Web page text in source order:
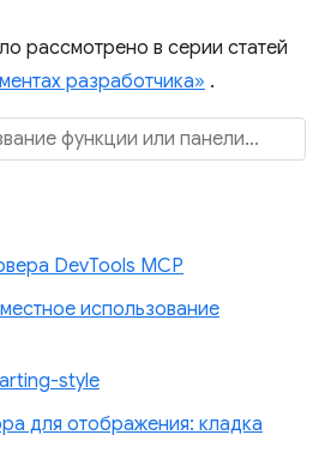
рассмотрено в серии статей
разработчика» .
DevTools MCP
использование
style
для отображения: кладка